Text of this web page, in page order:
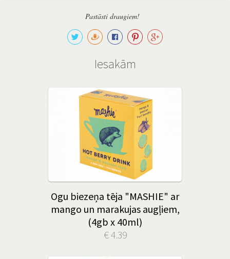
Pastāsti draugiem!
Iesakām
Ogu biezeņa tēja "MASHIE" ar
mango un marakujas augļiem,
(4gb x 40ml)
€ 4.39